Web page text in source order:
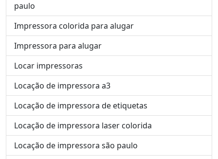
paulo
Impressora colorida para alugar
Impressora para alugar
Locar impressoras
Locação de impressora a3
Locação de impressora de etiquetas
Locação de impressora laser colorida
Locação de impressora são paulo